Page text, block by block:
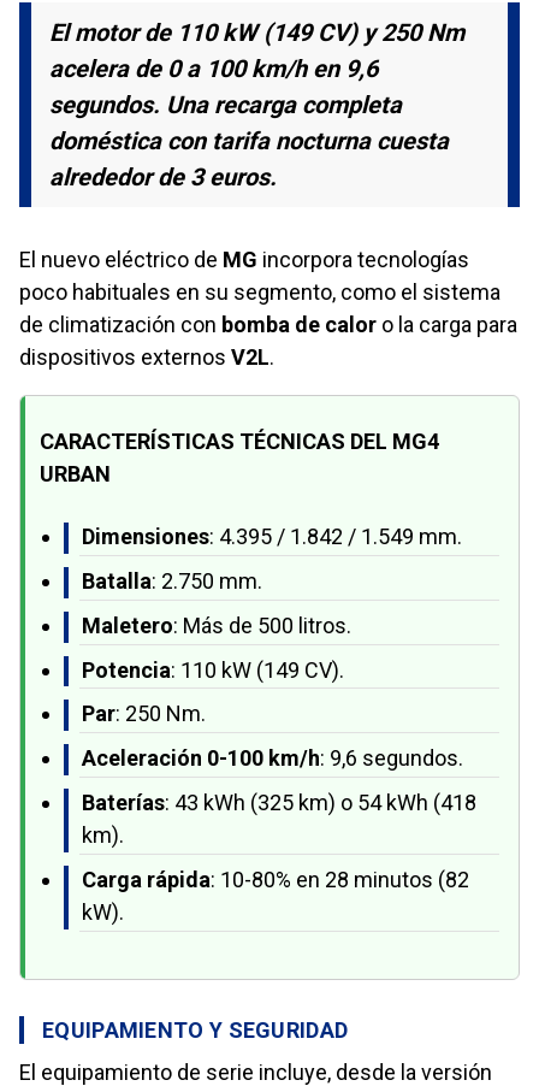
El motor de 110 kW (149 CV) y 250 Nm
acelera de 0 a 100 km/h en 9,6
segundos. Una recarga completa
doméstica con tarifa nocturna cuesta
alrededor de 3 euros.
El nuevo eléctrico de MG incorpora tecnologías
poco habituales en su segmento, como el sistema
de climatización con bomba de calor o la carga para
dispositivos externos V2L.
CARACTERÍSTICAS TÉCNICAS DEL MG4
URBAN
Dimensiones: 4.395 / 1.842 / 1.549 mm.
Batalla: 2.750 mm.
Maletero: Más de 500 litros.
Potencia: 110 kW (149 CV).
Par: 250 Nm.
Aceleración 0-100 km/h: 9,6 segundos.
Baterías: 43 kWh (325 km) o 54 kWh (418
km).
Carga rápida: 10-80% en 28 minutos (82
kW).
EQUIPAMIENTO Y SEGURIDAD
El equipamiento de serie incluye, desde la versión